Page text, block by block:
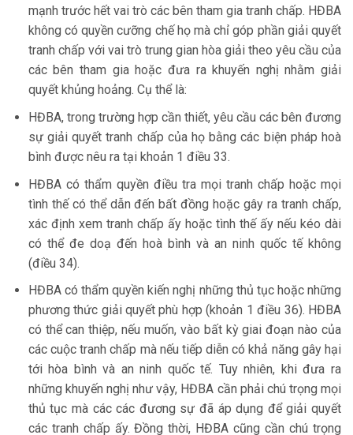
mạnh trước hết vai trò các bên tham gia tranh chấp. HĐBA
không có quyền cưỡng chế họ mà chỉ góp phần giải quyết
tranh chấp với vai trò trung gian hòa giải theo yêu cầu của
các bên tham gia hoặc đưa ra khuyến nghị nhằm giải
quyết khủng hoảng. Cụ thể là:
HĐBA, trong trường hợp cần thiết, yêu cầu các bên đương
sự giải quyết tranh chấp của họ bằng các biện pháp hoà
bình được nêu ra tại khoản 1 điều 33.
HĐBA có thẩm quyền điều tra mọi tranh chấp hoặc mọi
tình thế có thể dẫn đến bất đồng hoặc gây ra tranh chấp,
xác định xem tranh chấp ấy hoặc tình thế ấy nếu kéo dài
có thể đe doạ đến hoà bình và an ninh quốc tế không
(điều 34).
HĐBA có thẩm quyền kiến nghị những thủ tục hoặc những
phương thức giải quyết phù hợp (khoản 1 điều 36). HĐBA
có thể can thiệp, nếu muốn, vào bất kỳ giai đoạn nào của
các cuộc tranh chấp mà nếu tiếp diễn có khả năng gây hại
tới hòa bình và an ninh quốc tế. Tuy nhiên, khi đưa ra
những khuyến nghị như vậy, HĐBA cần phải chú trọng mọi
thủ tục mà các các đương sự đã áp dụng để giải quyết
các tranh chấp ấy. Đồng thời, HĐBA cũng cần chú trọng